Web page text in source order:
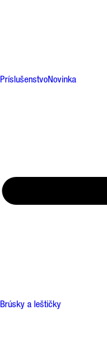
PríslušenstvoNovinka
Brúsky a leštičky